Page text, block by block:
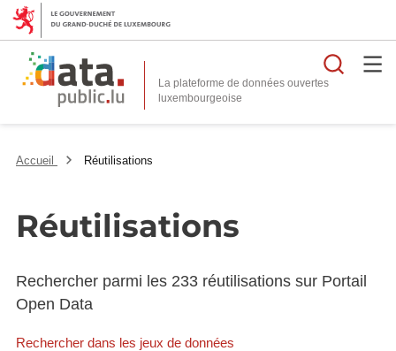
La plateforme de données ouvertes
Accueil Réutilisations
Réutilisations
Rechercher parmi les 233 réutilisations sur Portail
Open Data
Rechercher dans les jeux de données